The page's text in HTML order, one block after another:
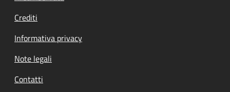
Crediti
Informativa privacy
Note legali
Contatti